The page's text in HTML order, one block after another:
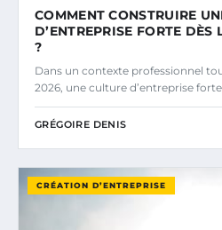
COMMENT CONSTRUIRE
D’ENTREPRISE FORTE DÈS
?
Dans un contexte professionnel
2026, une culture d’entreprise
GRÉGOIRE DENIS
CRÉATION D’ENTREPRISE